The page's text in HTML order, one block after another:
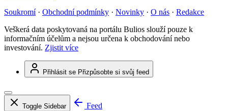
Soukromí · Obchodní podmínky · Novinky · O nás · Redakce
Veškerá data poskytovaná na portálu Bulios slouží pouze k
informačním účelům a nejsou určena k obchodování nebo
investování. Zjistit více
Přihlásit se Přizpůsobte si svůj feed
Toggle Sidebar
Feed